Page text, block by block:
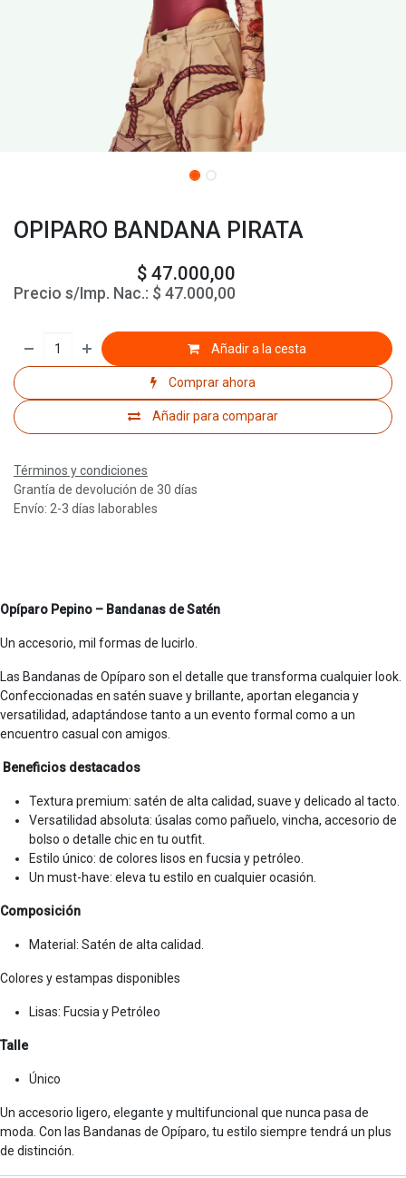
OPIPARO BANDANA PIRATA
$ 47.000,00
Precio s/Imp. Nac.: $ 47.000,00
Añadir a la cesta
Comprar ahora
Añadir para comparar
Términos y condiciones
Grantía de devolución de 30 días
Envío: 2-3 días laborables
Opíparo Pepino – Bandanas de Satén
Un accesorio, mil formas de lucirlo.
Las Bandanas de Opíparo son el detalle que transforma cualquier look.
Confeccionadas en satén suave y brillante, aportan elegancia y
versatilidad, adaptándose tanto a un evento formal como a un
encuentro casual con amigos.
Beneficios destacados
Textura premium: satén de alta calidad, suave y delicado al tacto.
Versatilidad absoluta: úsalas como pañuelo, vincha, accesorio de
bolso o detalle chic en tu outfit.
Estilo único: de colores lisos en fucsia y petróleo.
Un must-have: eleva tu estilo en cualquier ocasión.
Composición
Material: Satén de alta calidad.
Colores y estampas disponibles
Lisas: Fucsia y Petróleo
Talle
Único
Un accesorio ligero, elegante y multifuncional que nunca pasa de
moda. Con las Bandanas de Opíparo, tu estilo siempre tendrá un plus
de distinción.